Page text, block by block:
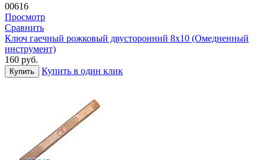
00616
Просмотр
Сравнить
Ключ гаечный рожковый двусторонний 8х10 (Омедненный
инструмент)
160 руб.
Купить Купить в один клик